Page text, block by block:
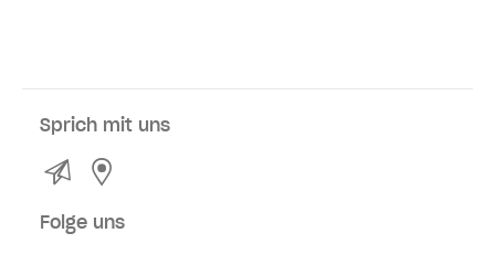
Sprich mit uns
Kontakt
Folge uns